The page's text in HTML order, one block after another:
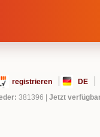
registrieren DE
381396 Jetzt